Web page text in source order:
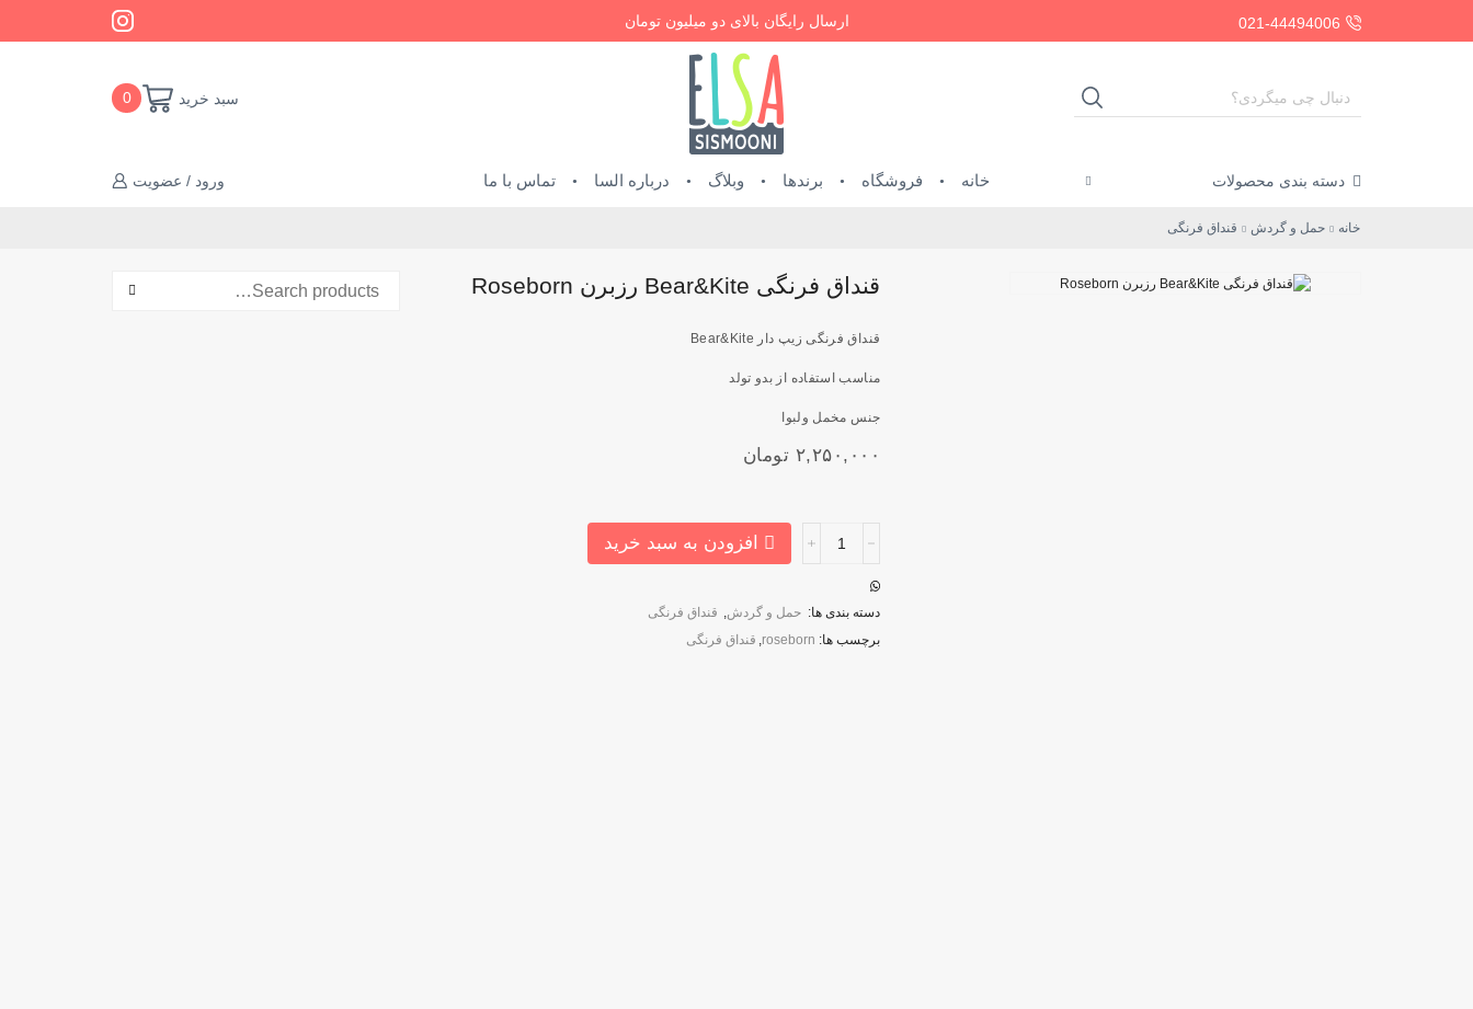
021-44494006 ارسال رایگان بالای دو میلیون تومان
سبد خرید 0
دسته بندی محصولات خانه فروشگاه برندها وبلاگ درباره السا تماس با ما ورود / عضویت
خانه حمل و گردش قنداق فرنگی
قنداق فرنگی Bear&Kite رزبرن Roseborn
قنداق فرنگی زیپ دار Bear&Kite
مناسب استفاده از بدو تولد
جنس مخمل ولبوا
۲,۲۵۰,۰۰۰ تومان
افزودن به سبد خرید
دسته بندی ها: حمل و گردش
قنداق فرنگی
برچسب ها: roseborn قنداق فرنگی